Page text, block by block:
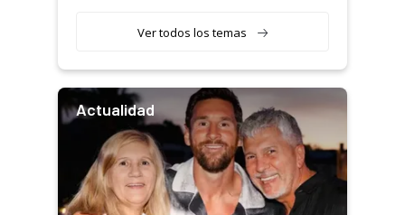
Ver todos los temas
Actualidad